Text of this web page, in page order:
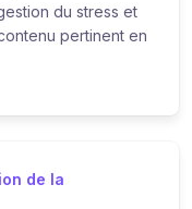
du stress et
pertinent en
de la